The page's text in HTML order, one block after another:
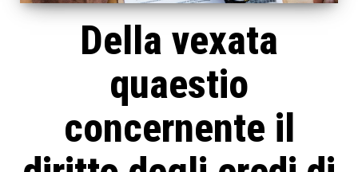
Della vexata
quaestio
concernente il